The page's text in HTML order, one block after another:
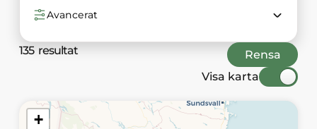
Avancerat
135resultat
Visa karta
Rensa
Karta över annonser i sverige
+